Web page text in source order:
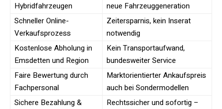
Hybridfahrzeugen
neue Fahrzeuggeneration
Schneller Online-
Verkaufsprozess
Zeitersparnis, kein Inserat
notwendig
Kostenlose Abholung in
Emsdetten und Region
Kein Transportaufwand,
bundesweiter Service
Faire Bewertung durch
Fachpersonal
Marktorientierter Ankaufspreis
auch bei Sondermodellen
Sichere Bezahlung &
Rechtssicher und sofortig –